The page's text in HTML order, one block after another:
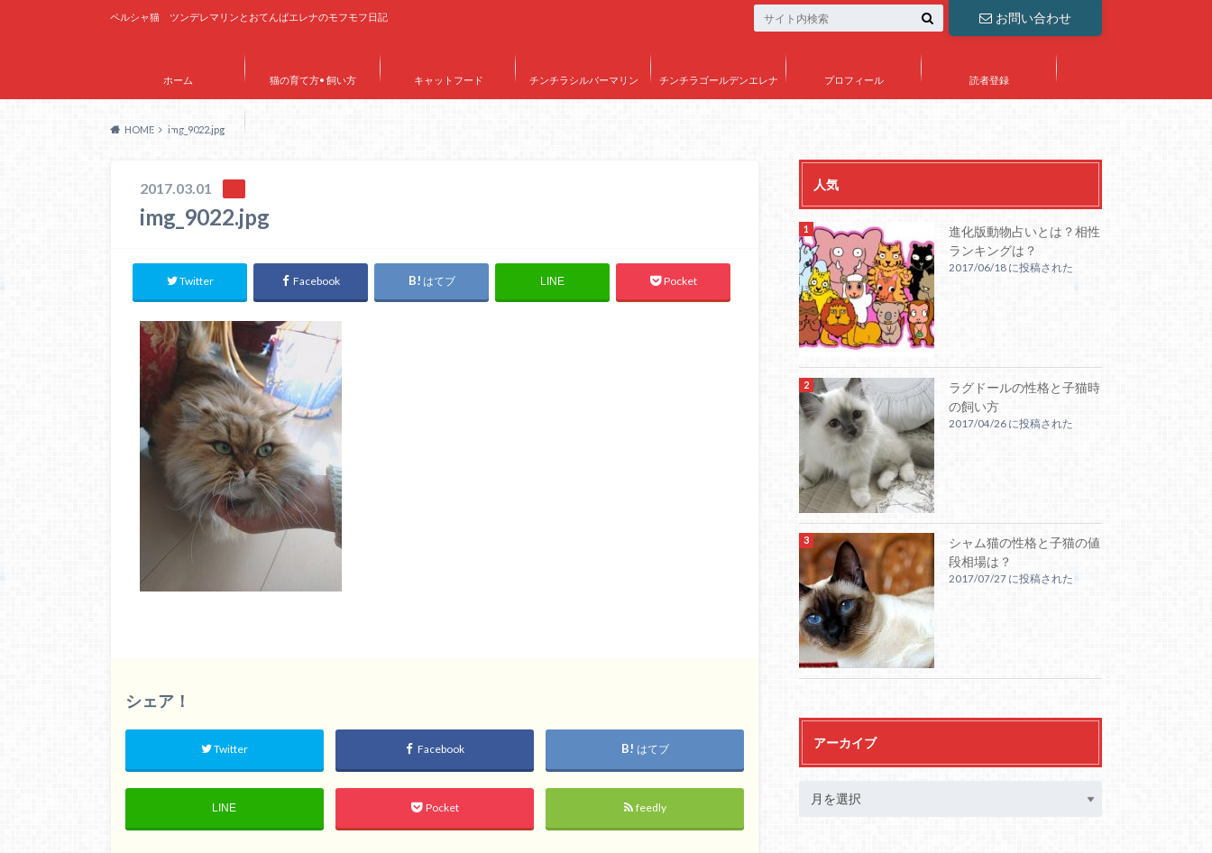
ペルシャ猫 ツンデレマリンとおてんばエレナのモフモフ日記 お問い合わせ
ホーム 猫の育て方• 飼い方 キャットフード チンチラシルバーマリン チンチラゴールデンエレナ プロフィール 読者登録
サイトマップ
HOME img_9022.jpg
2017.03.01
img_9022.jpg
Twitter Facebook はてブ LINE Pocket
シェア！
Twitter Facebook はてブ
LINE Pocket feedly
人気
進化版動物占いとは？相性
ランキングは？
2017/06/18 に投稿された
ラグドールの性格と子猫時
の飼い方
2017/04/26 に投稿された
シャム猫の性格と子猫の値
段相場は？
2017/07/27 に投稿された
アーカイブ